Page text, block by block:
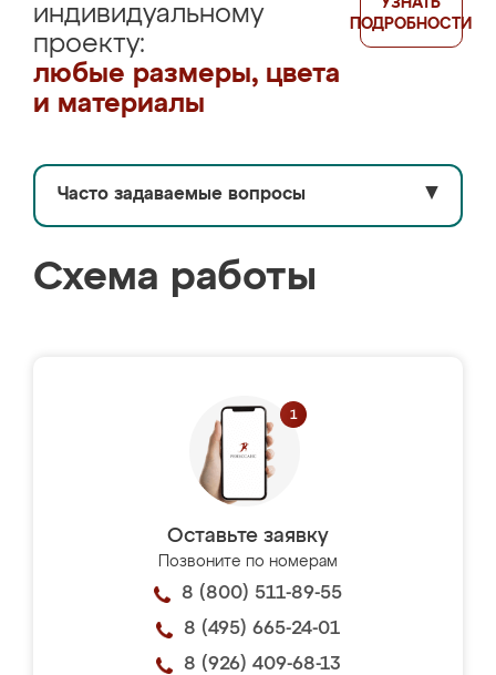
индивидуальному
проекту:
любые размеры, цвета
и материалы
УЗНАТЬ
ПОДРОБНОСТИ
Часто задаваемые вопросы ▼
Схема работы
Оставьте заявку
Позвоните по номерам
8 (800) 511-89-55
8 (495) 665-24-01
8 (926) 409-68-13